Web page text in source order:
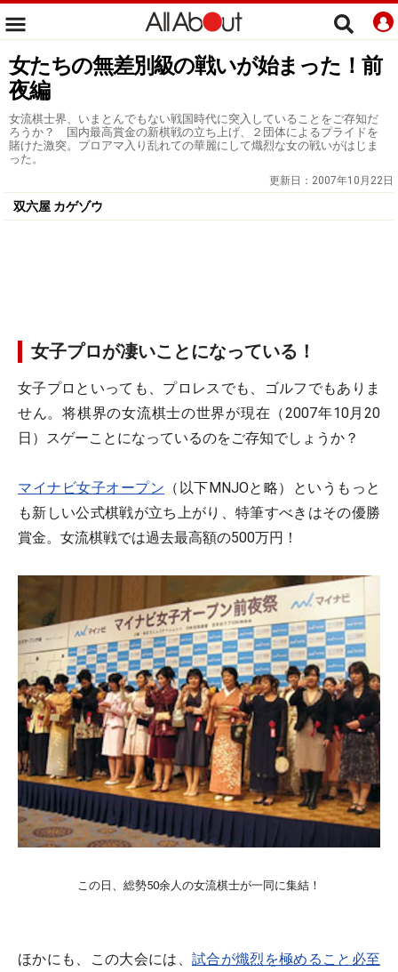
女たちの無差別級の戦いが始まった！前
夜編
女流棋士界、いまとんでもない戦国時代に突入していることをご存知だ
ろうか？ 国内最高賞金の新棋戦の立ち上げ、２団体によるプライドを
賭けた激突。プロアマ入り乱れての華麗にして熾烈な女の戦いがはじま
った。
更新日： 2007年10月22日
双六屋 カゲゾウ
女子プロが凄いことになっている！
女子プロといっても、プロレスでも、ゴルフでもありま
せん。将棋界の女流棋士の世界が現在（2007年10月20
日）スゲーことになっているのをご存知でしょうか？
マイナビ女子オープン （以下MNJOと略）というもっと
も新しい公式棋戦が立ち上がり、特筆すべきはその優勝
賞金。女流棋戦では過去最高額の500万円！
この日、総勢50余人の女流棋士が一同に集結！
ほかにも、この大会には、 試合が熾烈を極めること必至